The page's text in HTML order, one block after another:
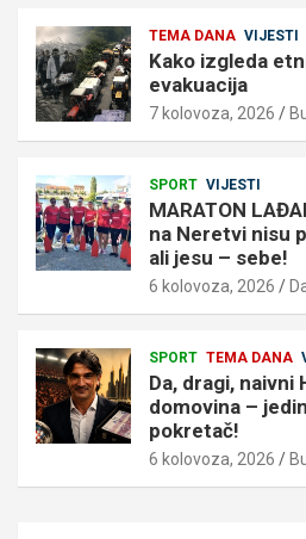
TEMA DANA VIJESTI
Kako izgleda
evakuacija
7 kolovoza, 2026
SPORT VIJESTI
MARATON
na Neretvi nisu
ali jesu – sebe!
6 kolovoza, 2026
SPORT TEMA DANA
Da, dragi, naivni
domovina –
pokretač!
6 kolovoza, 2026